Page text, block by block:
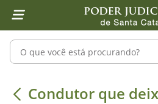
1 Ir para o conteúdo
2 Ir para a ferramenta de
4 Ir para o menu principal
5 Ir para a pesquisa
6 Ir para o rodapé
7 Ir para a página inicial
Pesquisar no portal
Condutor que
Condutor que